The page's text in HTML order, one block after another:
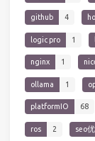
github 4
logic pro 1
nginx 1
ollama 1
platformIO 68
ros 2 seo